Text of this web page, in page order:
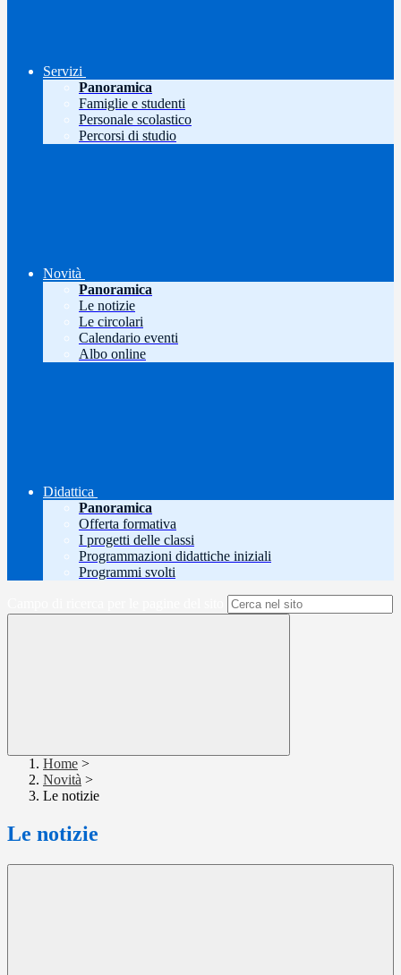
Servizi
Panoramica
Famiglie e studenti
Personale scolastico
Percorsi di studio
Novità
Panoramica
Le notizie
Le circolari
Calendario eventi
Albo online
Didattica
Panoramica
Offerta formativa
I progetti delle classi
Programmazioni didattiche iniziali
Programmi svolti
Home >
Novità >
Le notizie
Le notizie